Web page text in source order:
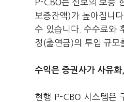
P-CBO는 신보의 보증
보증잔액)가 높아집니
수 있습니다. 수수료와
정(출연금)의 투입 규모
수익은 증권사가 사유
현행 P-CBO 시스템은